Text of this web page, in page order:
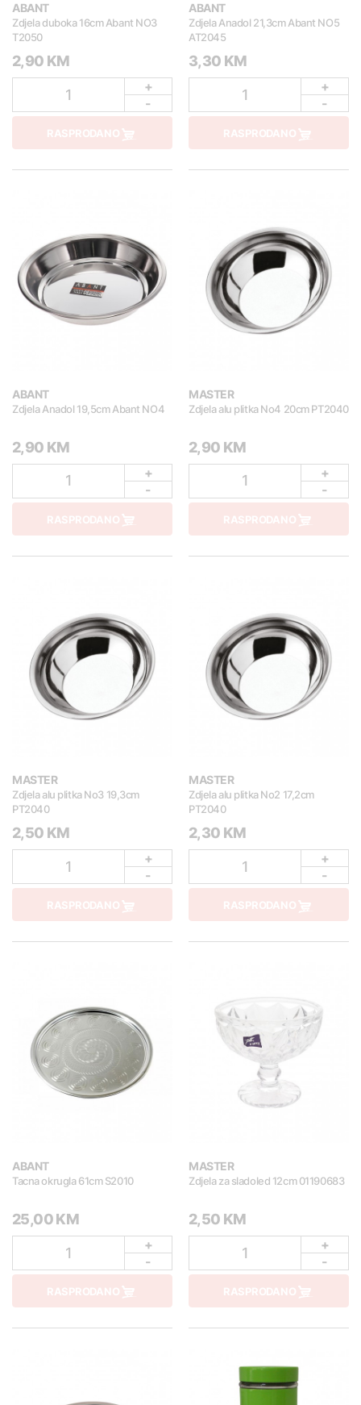
ABANT
Zdjela duboka 16cm Abant NO3
T2050
2,90 KM
1
+
-
RASPRODANO
ABANT
Zdjela Anadol 21,3cm Abant NO5
AT2045
3,30 KM
1
+
-
RASPRODANO
ABANT
Zdjela Anadol 19,5cm Abant NO4
2,90 KM
1
+
-
RASPRODANO
MASTER
Zdjela alu plitka No4 20cm PT2040
2,90 KM
1
+
-
RASPRODANO
MASTER
Zdjela alu plitka No3 19,3cm
PT2040
2,50 KM
1
+
-
RASPRODANO
MASTER
Zdjela alu plitka No2 17,2cm
PT2040
2,30 KM
1
+
-
RASPRODANO
ABANT
Tacna okrugla 61cm S2010
25,00 KM
1
+
-
RASPRODANO
MASTER
Zdjela za sladoled 12cm 01190683
2,50 KM
1
+
-
RASPRODANO